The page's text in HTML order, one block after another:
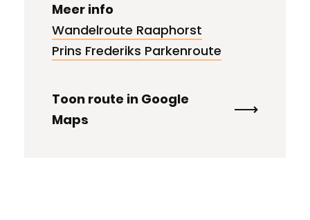
Meer info
Wandelroute Raaphorst
Prins Frederiks Parkenroute
Toon route in Google
Maps